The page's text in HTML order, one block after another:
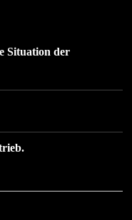
Situation der